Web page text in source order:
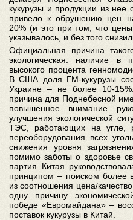
кукурузы и продукции из
привело к обрушению цен
20% (и это при том, что
указывалось, и без того
Официальная причина
экологическая: наличие в
высокого процента
В США доля ГМ-кукурузы
Украине – не более 10-
причина для Поднебесной
повышенное внимание
улучшения экологической
ТЭС, работающих на угле,
переоборудования всех
снижения уровня
помимо заботы о здоровье
партия Китая
принципом – поиском более
из соотношения цена/
одну причину
победе «Евромайдана» –
поставок кукурузы в Китай.